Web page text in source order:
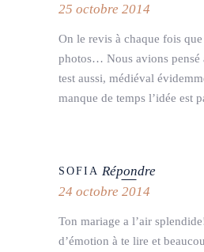
25 octobre 2014
On le revis à chaque fois
photos… Nous avions pensé
test aussi, médiéval
manque de temps l’idée est
SOFIA Répondre
24 octobre 2014
Ton mariage a l’air
d’émotion à te lire et